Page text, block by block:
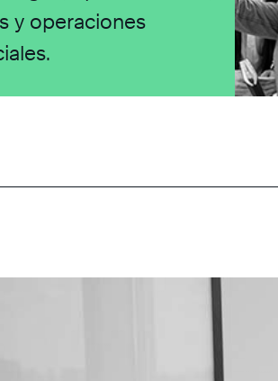
y operaciones